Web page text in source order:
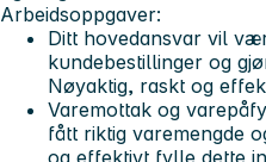
Arbeidsoppgaver:
Ditt hovedansvar vil
kundebestillinger og
Nøyaktig, raskt og
Varemottak og
fått riktig varemengde